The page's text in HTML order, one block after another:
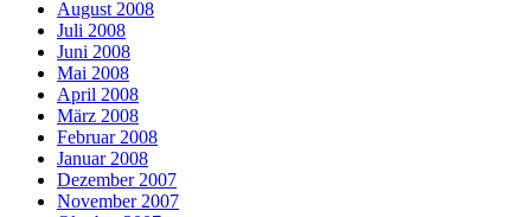
August 2008
Juli 2008
Juni 2008
Mai 2008
April 2008
März 2008
Februar 2008
Januar 2008
Dezember 2007
November 2007